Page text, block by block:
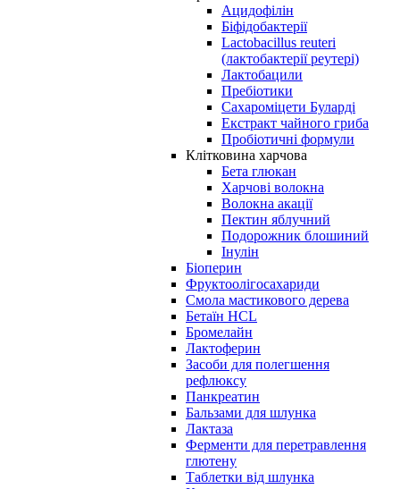
Ацидофілін
Біфідобактерії
Lactobacillus reuteri
(лактобактерії реутері)
Лактобацили
Пребіотики
Сахароміцети Буларді
Екстракт чайного гриба
Пробіотичні формули
Клітковина харчова
Бета глюкан
Харчові волокна
Волокна акації
Пектин яблучний
Подорожник блошиний
Інулін
Біоперин
Фруктоолігосахариди
Смола мастикового дерева
Бетаїн HCL
Бромелайн
Лактоферин
Засоби для полегшення
рефлюксу
Панкреатин
Бальзами для шлунка
Лактаза
Ферменти для перетравлення
глютену
Таблетки від шлунка